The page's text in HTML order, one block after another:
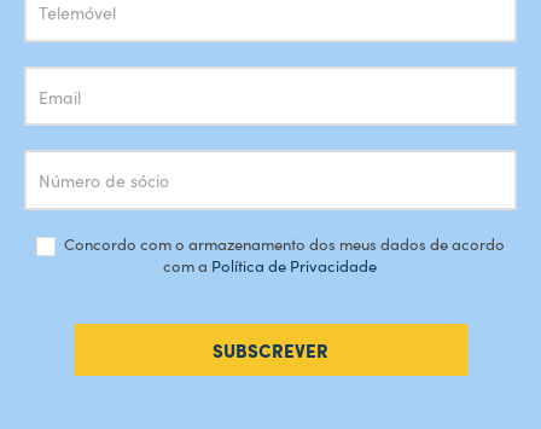
Concordo com o armazenamento dos meus dados de acordo
com a Política de Privacidade
SUBSCREVER